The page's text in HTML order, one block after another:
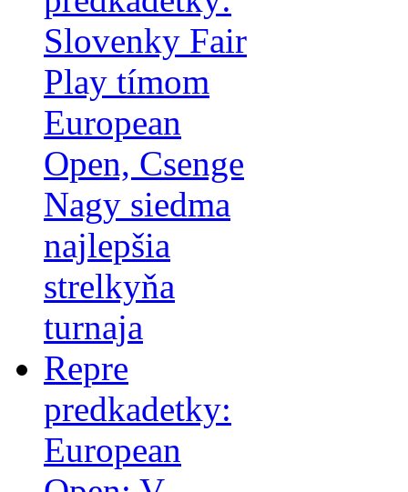
Slovenky Fair
Play tímom
European
Open, Csenge
Nagy siedma
najlepšia
strelkyňa
turnaja
Repre
predkadetky:
European